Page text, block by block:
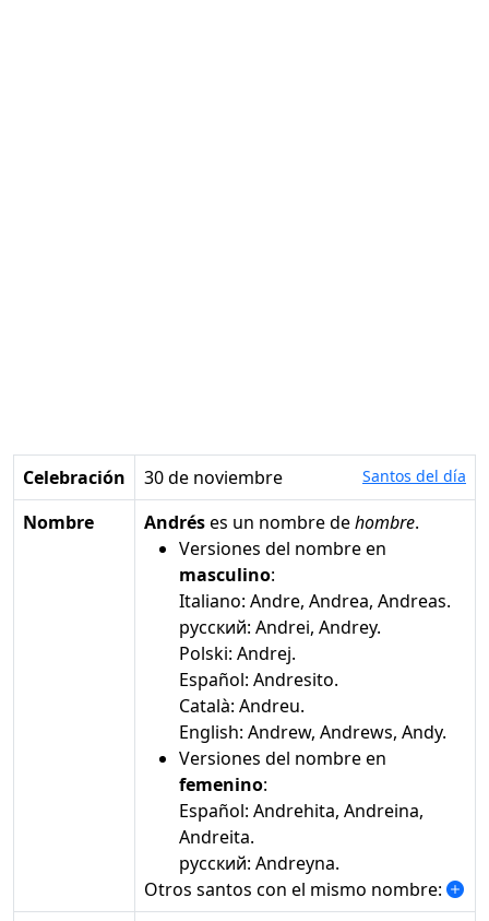
Celebración 30 de noviembre Santos del día
Nombre Andréses un nombre dehombre.
Versiones del nombre en
masculino:
Italiano: Andre, Andrea, Andreas.
русский: Andrei, Andrey.
Polski: Andrej.
Español: Andresito.
Català: Andreu.
English: Andrew, Andrews, Andy.
Versiones del nombre en
femenino:
Español: Andrehita, Andreina,
Andreita.
русский: Andreyna.
Otros santos con el mismo nombre: